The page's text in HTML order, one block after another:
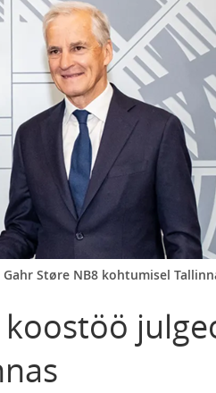
Støre NB8 kohtumisel